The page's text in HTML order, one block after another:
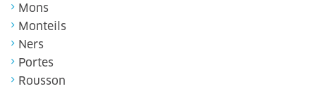
Mons
Monteils
Ners
Portes
Rousson